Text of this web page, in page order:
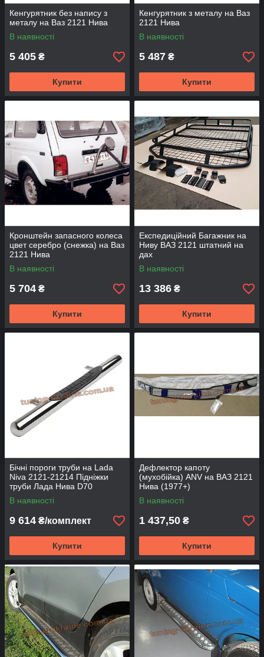
Кенгурятник без напису з
металу на Ваз 2121 Нива
В наявності
5 405 ₴
Купити
Кенгурятник з металу на Ваз
2121 Нива
В наявності
5 487 ₴
Купити
Кронштейн запасного колеса
цвет серебро (снежка) на Ваз
2121 Нива
В наявності
5 704 ₴
Купити
Експедиційний Багажник на
Ниву ВАЗ 2121 штатний на
дах
В наявності
13 386 ₴
Купити
Бічні пороги труби на Lada
Niva 2121-21214 Підніжки
труби Лада Нива D70
В наявності
9 614 ₴/комплект
Купити
Дефлектор капоту
(мухобійка) ANV на ВАЗ 2121
Нива (1977+)
В наявності
1 437,50 ₴
Купити